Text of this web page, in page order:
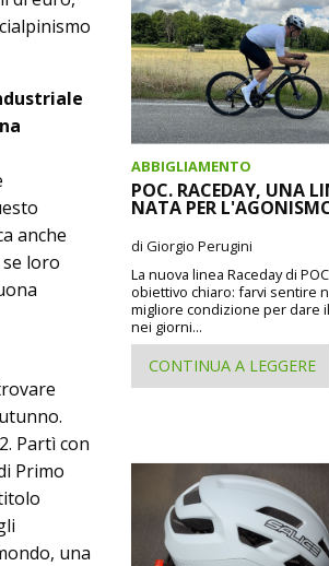
anche
loro
Partì con
Primo
una
ABBIGLIAMENTO
POC. RACEDAY, UNA
NATA PER
di Giorgio Perugini
La nuova linea Raceday di
obiettivo chiaro: farvi sentire
migliore condizione per dare
nei giorni...
CONTINUA A LEGGERE